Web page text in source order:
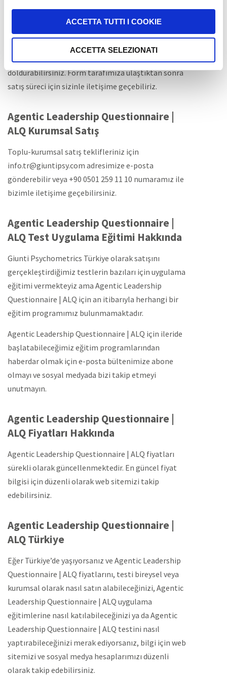
ACCETTA TUTTI I COOKIE
ACCETTA SELEZIONATI
ALQ Testi Nasıl Satın Alınır?
Agentic Leadership Questionnaire | ALQ testi satın
almak için bu sayfadaki “Teklif Al” butonuna
tıklayabilir, sonrasında karşınıza çıkan formu
doldurabilirsiniz. Form tarafımıza ulaştıktan sonra
satış süreci için sizinle iletişime geçebiliriz.
Agentic Leadership Questionnaire |
ALQ Kurumsal Satış
Toplu-kurumsal satış teklifleriniz için
info.tr@giuntipsy.com adresimize e-posta
gönderebilir veya +90 0501 259 11 10 numaramız ile
bizimle iletişime geçebilirsiniz.
Agentic Leadership Questionnaire |
ALQ Test Uygulama Eğitimi Hakkında
Giunti Psychometrics Türkiye olarak satışını
gerçekleştirdiğimiz testlerin bazıları için uygulama
eğitimi vermekteyiz ama Agentic Leadership
Questionnaire | ALQ için an itibarıyla herhangi bir
eğitim programımız bulunmamaktadır.
Agentic Leadership Questionnaire | ALQ için ileride
başlatabileceğimiz eğitim programlarından
haberdar olmak için e-posta bültenimize abone
olmayı ve sosyal medyada bizi takip etmeyi
unutmayın.
Agentic Leadership Questionnaire |
ALQ Fiyatları Hakkında
Agentic Leadership Questionnaire | ALQ fiyatları
sürekli olarak güncellenmektedir. En güncel fiyat
bilgisi için düzenli olarak web sitemizi takip
edebilirsiniz.
Agentic Leadership Questionnaire |
ALQ Türkiye
Eğer Türkiye’de yaşıyorsanız ve Agentic Leadership
Questionnaire | ALQ fiyatlarını, testi bireysel veya
kurumsal olarak nasıl satın alabileceğinizi, Agentic
Leadership Questionnaire | ALQ uygulama
eğitimlerine nasıl katılabileceğinizi ya da Agentic
Leadership Questionnaire | ALQ testini nasıl
yaptırabileceğinizi merak ediyorsanız, bilgi için web
sitemizi ve sosyal medya hesaplarımızı düzenli
olarak takip edebilirsiniz.